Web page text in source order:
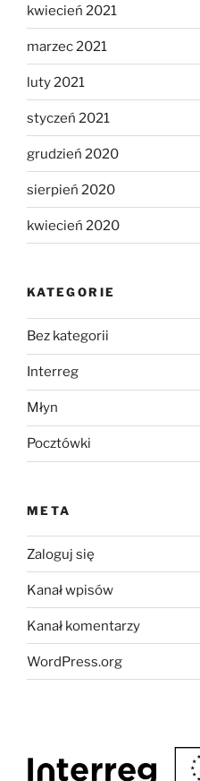
kwiecień 2021
marzec 2021
luty 2021
styczeń 2021
grudzień 2020
sierpień 2020
kwiecień 2020
KATEGORIE
Bez kategorii
Interreg
Młyn
Pocztówki
META
Zaloguj się
Kanał wpisów
Kanał komentarzy
WordPress.org